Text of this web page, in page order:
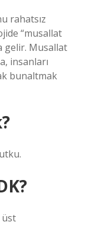
rahatsız
“musallat
gelir. Musallat
insanları
bunaltmak
üst